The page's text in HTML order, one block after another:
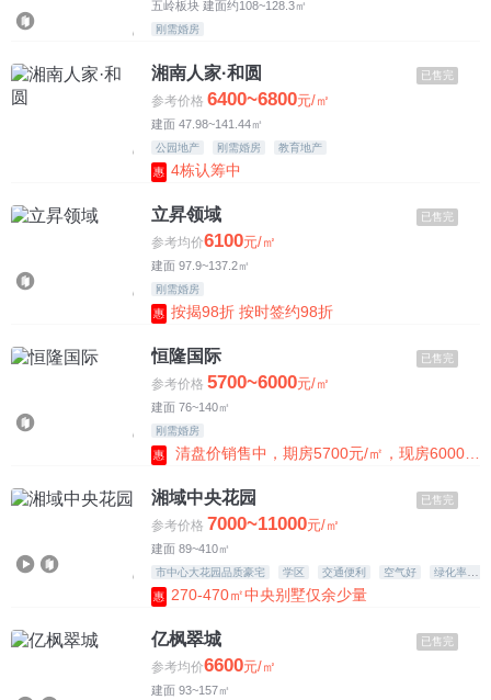
五岭板块 建面约108~128.3㎡
刚需婚房
湘南人家·和圆
参考价格 6400~6800元/㎡
建面 47.98~141.44㎡
公园地产 刚需婚房 教育地产
已售完
惠 4栋认筹中
立昇领域
参考均价6100元/㎡
建面 97.9~137.2㎡
刚需婚房
已售完
惠 按揭98折 按时签约98折
恒隆国际
参考价格 5700~6000元/㎡
建面 76~140㎡
刚需婚房
已售完
惠 清盘价销售中，期房5700元/㎡，现房6000元/㎡
湘域中央花园
参考价格 7000~11000元/㎡
建面 89~410㎡
市中心大花园品质豪宅 学区 交通便利 空气好 绿化率高
已售完
惠 270-470㎡中央别墅仅余少量
亿枫翠城
参考均价6600元/㎡
建面 93~157㎡
已售完